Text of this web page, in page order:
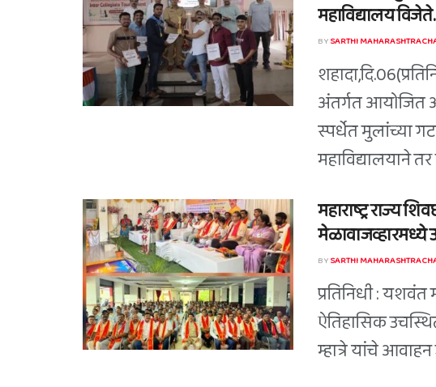
महाविद्यालय विजेते.
BYSARTHI
अंतर्गत आयोजित
स्पर्धेत मुलांच्या
महाविद्यालयाने
महाराष्ट्र राज्य
मेळावाजव्हारमध्ये
BYSARTHI
प्रतिनिधी :
ऐतिहासिक
म्हात्रे यांचे आवाहन